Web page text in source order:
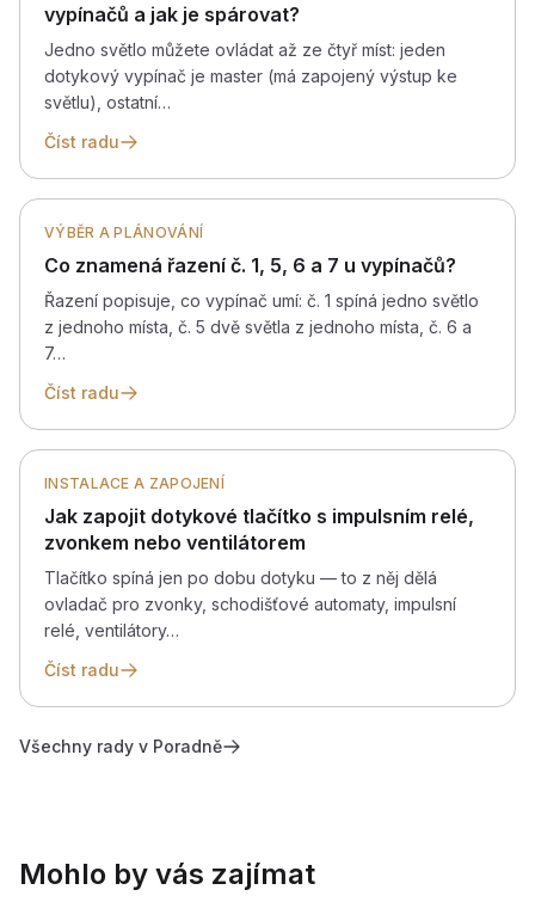
vypínačů a jak je spárovat?
Jedno světlo můžete ovládat až ze čtyř míst: jeden
dotykový vypínač je master (má zapojený výstup ke
světlu), ostatní…
Číst radu
VÝBĚR A PLÁNOVÁNÍ
Co znamená řazení č. 1, 5, 6 a 7 u vypínačů?
Řazení popisuje, co vypínač umí: č. 1 spíná jedno světlo
z jednoho místa, č. 5 dvě světla z jednoho místa, č. 6 a
7…
Číst radu
INSTALACE A ZAPOJENÍ
Jak zapojit dotykové tlačítko s impulsním relé,
zvonkem nebo ventilátorem
Tlačítko spíná jen po dobu dotyku — to z něj dělá
ovladač pro zvonky, schodišťové automaty, impulsní
relé, ventilátory…
Číst radu
Všechny rady v Poradně
Mohlo by vás zajímat